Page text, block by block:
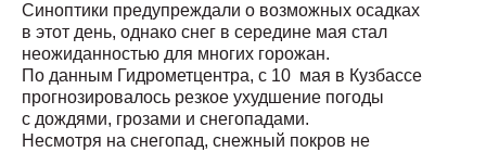
Синоптики предупреждали о возможных осадках
в этот день, однако снег в середине мая стал
неожиданностью для многих горожан.
По данным Гидрометцентра, с 10 мая в Кузбассе
прогнозировалось резкое ухудшение погоды
с дождями, грозами и снегопадами.
Несмотря на снегопад, снежный покров не